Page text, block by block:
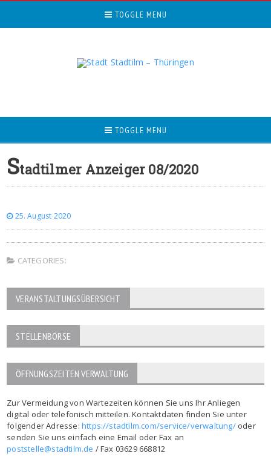
TOGGLE MENU
TOGGLE MENU
Stadtilmer Anzeiger 08/2020
25. August 2020
CATEGORIES:
VERANSTALTUNGSÜBERSICHT
STELLENBÖRSE
ÖFFNUNGSZEITEN VERWALTUNG
Zur Vermeidung von Wartezeiten können Sie uns Ihr Anliegen
digital oder telefonisch mitteilen. Kontaktdaten finden Sie unter
folgender Adresse: https://stadtilm.com/service/verwaltung/oder
senden Sie uns einfach eine Email oder Fax an
poststelle@stadtilm.de / Fax 03629 668812